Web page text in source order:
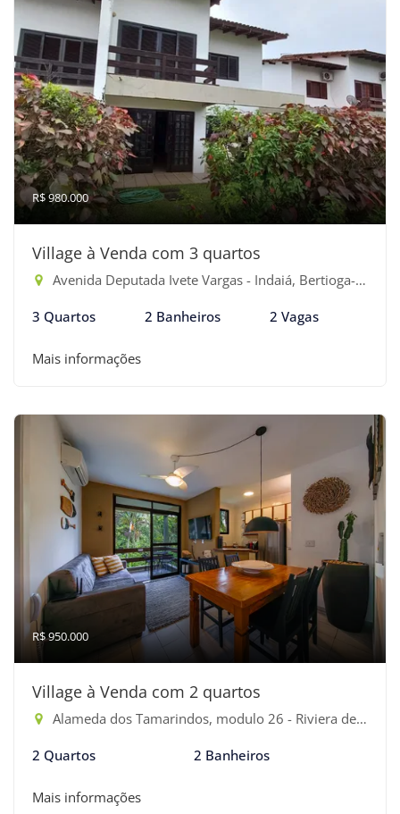
R$ 980.000
Village à Venda com 3 quartos
Avenida Deputada Ivete Vargas - Indaiá, Bertioga-SP
3 Quartos 2 Banheiros 2 Vagas
Mais informações
R$ 950.000
Village à Venda com 2 quartos
Alameda dos Tamarindos, modulo 26 - Riviera de São Lourenço, Bertioga-SP
2 Quartos 2 Banheiros
Mais informações